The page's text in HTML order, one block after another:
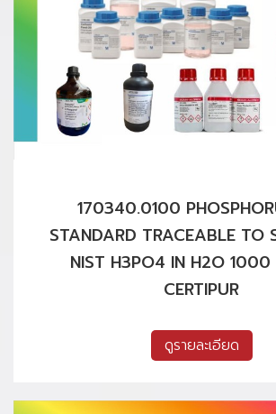
170340.0100
STANDARD TRACEABLE TO
NIST H3PO4 IN H2O
CERTIPUR
ดูรายละเอียด